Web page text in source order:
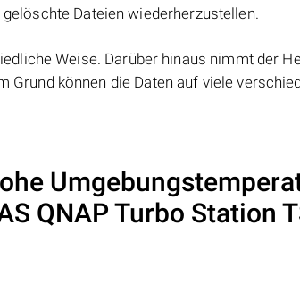
Dateien wiederherzustellen.
Weise. Darüber hinaus nimmt der
Grund können die Daten auf viele
QNAP Turbo Station